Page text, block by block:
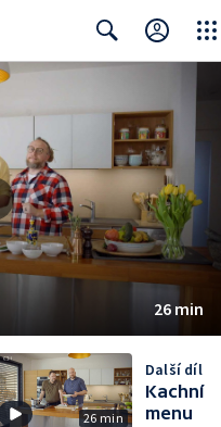
26 min
26 min
Další díl
Kachní
menu